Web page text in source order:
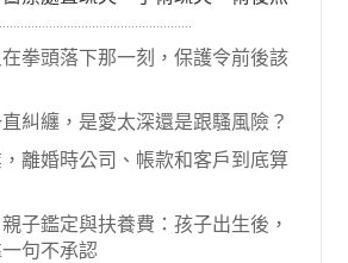
用的收取。雖然醫學進步，但醫
起的糾紛還是經常發生。很多案
訴訟流程，我們如果不幸遇到相
常多，有些案例…
拳頭落下那一刻，保護令前後該
糾纏，是愛太深還是跟騷風險？
離婚時公司、帳款和客戶到底算
子鑑定與扶養費：孩子出生後，
句不承認